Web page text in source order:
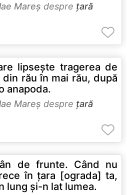
Mareș despre țară
lipseşte tragerea de
rău în mai rău, după
anapoda.
Mareș despre țară
de frunte. Când nu
în țara [ograda] ta,
lung și-n lat lumea.